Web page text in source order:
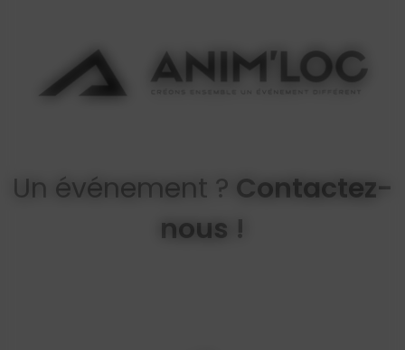
Un événement ? Contactez-
nous !